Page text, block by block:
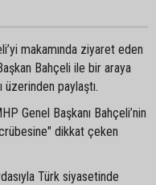
makamında ziyaret eden
Bahçeli ile bir araya
paylaştı.
Genel Başkanı Bahçeli’nin
dikkat çeken
Türk siyasetinde